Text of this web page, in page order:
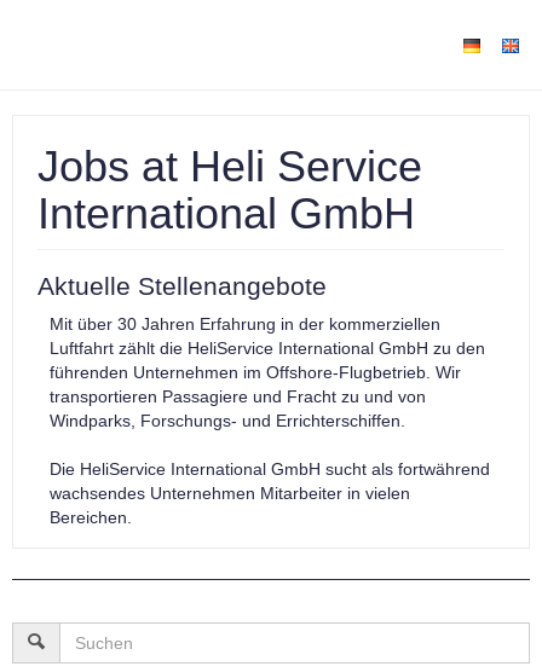
Jobs at Heli Service
International GmbH
Aktuelle Stellenangebote
Mit über 30 Jahren Erfahrung in der kommerziellen
Luftfahrt zählt die HeliService International GmbH zu den
führenden Unternehmen im Offshore-Flugbetrieb. Wir
transportieren Passagiere und Fracht zu und von
Windparks, Forschungs- und Errichterschiffen.
Die HeliService International GmbH sucht als fortwährend
wachsendes Unternehmen Mitarbeiter in vielen
Bereichen.